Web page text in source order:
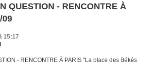
QUESTION - RENCONTRE À
09
15:17
- RENCONTRE À PARIS "La place des Békés